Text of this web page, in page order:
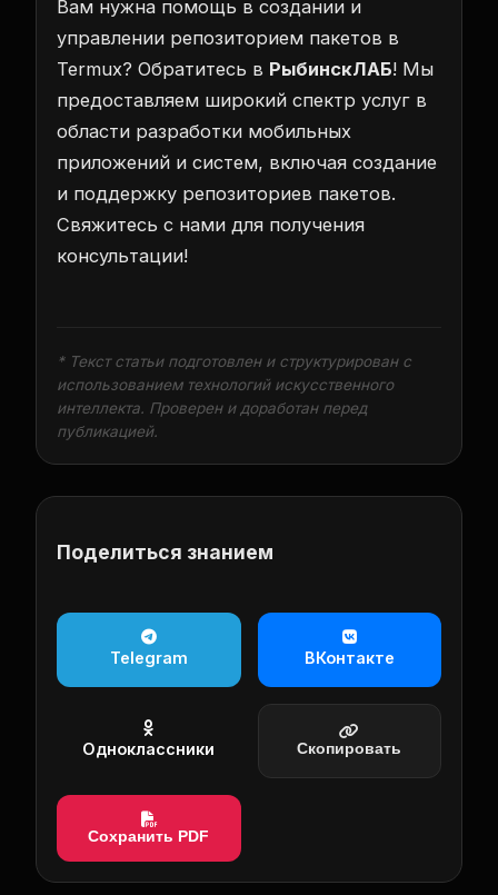
Вам нужна помощь в создании и
управлении репозиторием пакетов в
Termux? Обратитесь в РыбинскЛАБ! Мы
предоставляем широкий спектр услуг в
области разработки мобильных
приложений и систем, включая создание
и поддержку репозиториев пакетов.
Свяжитесь с нами для получения
консультации!
* Текст статьи подготовлен и структурирован с
использованием технологий искусственного
интеллекта. Проверен и доработан перед
публикацией.
Поделиться знанием
Telegram ВКонтакте
Одноклассники Скопировать
Сохранить PDF